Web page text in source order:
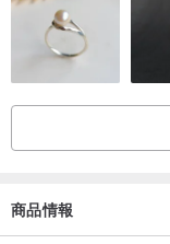
商品情報